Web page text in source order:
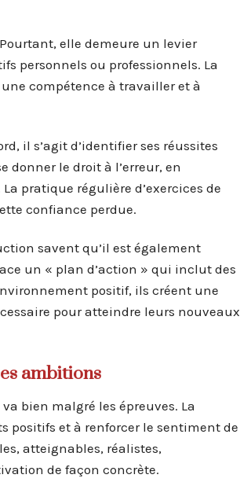
elle demeure un levier
personnels ou professionnels. La
compétence à travailler et à
il s’agit d’identifier ses réussites
donner le droit à l’erreur, en
pratique régulière d’exercices de
confiance perdue.
savent qu’il est également
un « plan d’action » qui inclut des
positif, ils créent une
pour atteindre leurs nouveaux
ambitions
bien malgré les épreuves. La
positifs et à renforcer le sentiment de
atteignables, réalistes,
de façon concrète.